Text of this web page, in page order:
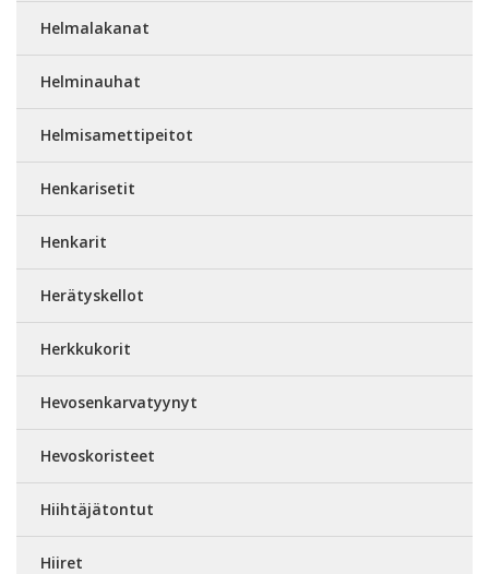
Helmalakanat
Helminauhat
Helmisamettipeitot
Henkarisetit
Henkarit
Herätyskellot
Herkkukorit
Hevosenkarvatyynyt
Hevoskoristeet
Hiihtäjätontut
Hiiret